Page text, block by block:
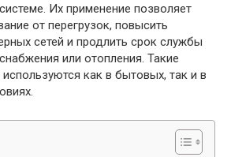
Их применение позволяет
от перегрузок, повысить
сетей и продлить срок службы
или отопления. Такие
как в бытовых, так и в